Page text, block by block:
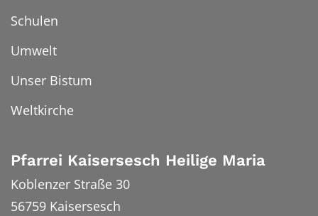
Schulen
Umwelt
Unser Bistum
Weltkirche
Pfarrei Kaisersesch Heilige Maria
Koblenzer Straße 30
56759 Kaisersesch